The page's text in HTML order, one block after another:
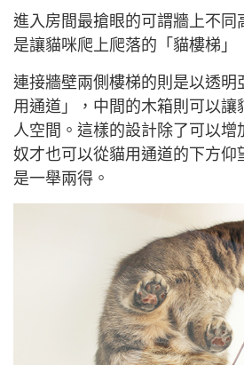
進入房間最搶眼的可謂牆上不同
是讓貓咪爬上爬落的「貓樓梯」
連接牆壁兩側樓梯的則是以透明
用通道」，中間的木箱則可以讓
人空間。這樣的設計除了可以增
奴才也可以從貓用通道的下方仰
是一舉兩得。